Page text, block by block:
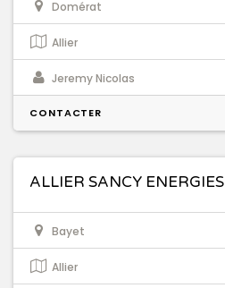
Domérat
Allier
Jeremy Nicolas
CONTACTER
ALLIER SANCY ENERGIES
Bayet
Allier